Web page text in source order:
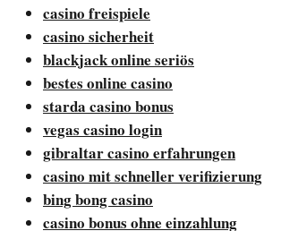
casino freispiele
casino sicherheit
blackjack online seriös
bestes online casino
starda casino bonus
vegas casino login
gibraltar casino erfahrungen
casino mit schneller verifizierung
bing bong casino
casino bonus ohne einzahlung